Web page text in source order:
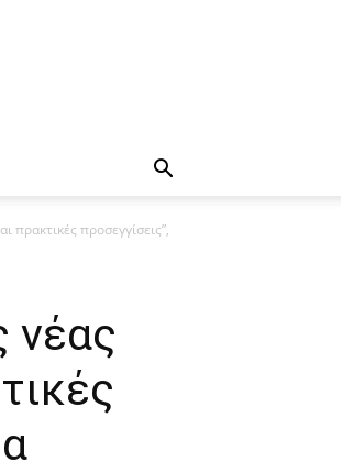
πρακτικές προσεγγίσεις”,
νέας